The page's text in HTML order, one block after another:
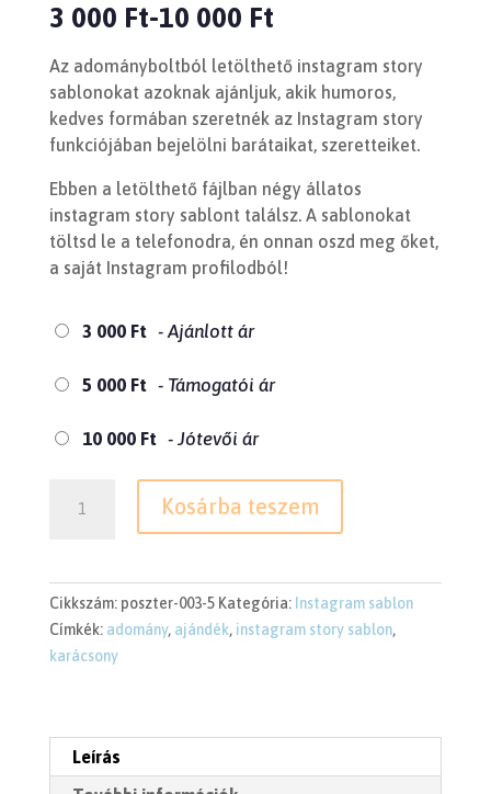
3 000 Ft 10 000 Ft
Az adományboltból letölthető instagram story
sablonokat azoknak ajánljuk, akik humoros,
kedves formában szeretnék az Instagram story
funkciójában bejelölni barátaikat, szeretteiket.
Ebben a letölthető fájlban négy állatos
instagram story sablont találsz. A sablonokat
töltsd le a telefonodra, én onnan oszd meg őket,
a saját Instagram profilodból!
3 000 Ft - Ajánlott ár
5 000 Ft - Támogatói ár
10 000 Ft - Jótevői ár
instagram
mennyiség
Kosárba teszem
Cikkszám: poszter-003-5 Kategória: Instagram sablon
Címkék: adomány, ajándék, instagram story sablon,
karácsony
Leírás